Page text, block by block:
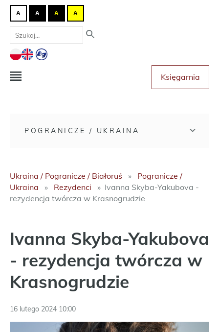
A A A A
Księgarnia
POGRANICZE / UKRAINA
Ukraina / Pogranicze / Białoruś
Pogranicze /
Ukraina
Rezydenci
Ivanna Skyba-Yakubova -
rezydencja twórcza w Krasnogrudzie
Ivanna Skyba-Yakubova
- rezydencja twórcza w
Krasnogrudzie
16 lutego 2024 10:00